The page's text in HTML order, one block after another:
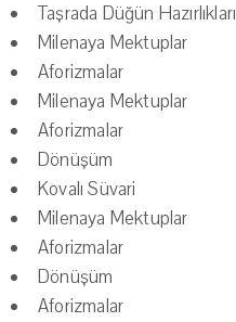
Taşrada Düğün Hazırlıkları
Milenaya Mektuplar
Aforizmalar
Milenaya Mektuplar
Aforizmalar
Dönüşüm
Kovalı Süvari
Milenaya Mektuplar
Aforizmalar
Dönüşüm
Aforizmalar